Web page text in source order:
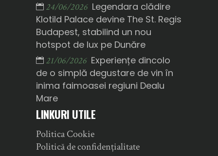
24/06/2026 Legendara clădire
Klotild Palace devine The St. Regis
Budapest, stabilind un nou
hotspot de lux pe Dunăre
21/06/2026 Experiențe dincolo
de o simplă degustare de vin în
inima faimoasei regiuni Dealu
Mare
LINKURI UTILE
Politica Cookie
Politică de confidențialitate